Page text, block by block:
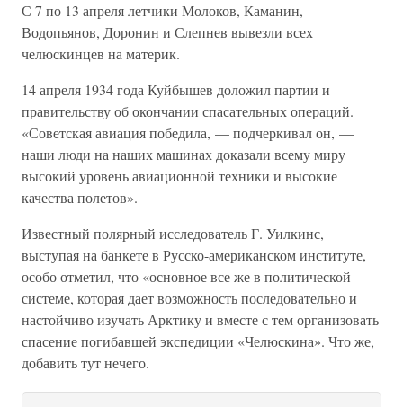
С 7 по 13 апреля летчики Молоков, Каманин,
Водопьянов, Доронин и Слепнев вывезли всех
челюскинцев на материк.
14 апреля 1934 года Куйбышев доложил партии и
правительству об окончании спасательных операций.
«Советская авиация победила, — подчеркивал он, —
наши люди на наших машинах доказали всему миру
высокий уровень авиационной техники и высокие
качества полетов».
Известный полярный исследователь Г. Уилкинс,
выступая на банкете в Русско-американском институте,
особо отметил, что «основное все же в политической
системе, которая дает возможность последовательно и
настойчиво изучать Арктику и вместе с тем организовать
спасение погибавшей экспедиции «Челюскина». Что же,
добавить тут нечего.